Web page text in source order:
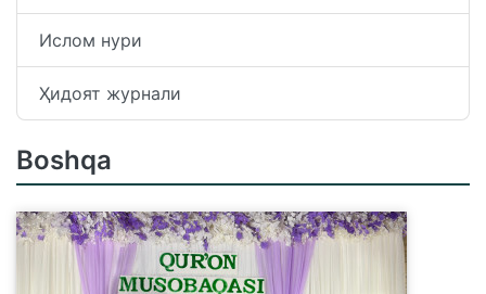
Ислом нури
Ҳидоят журнали
Boshqa